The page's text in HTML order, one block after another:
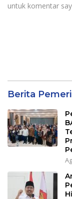
untuk komentar
Berita